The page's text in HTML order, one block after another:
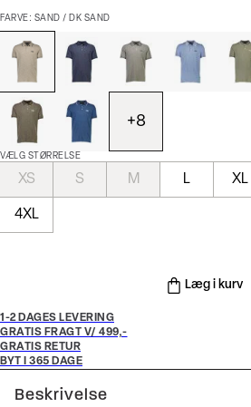
FARVE: SAND / DK SAND
+8
VÆLG STØRRELSE
XS S M L XL
4XL
Læg i kurv
1-2 DAGES LEVERING
GRATIS FRAGT V/ 499,-
GRATIS RETUR
BYT I 365 DAGE
Beskrivelse